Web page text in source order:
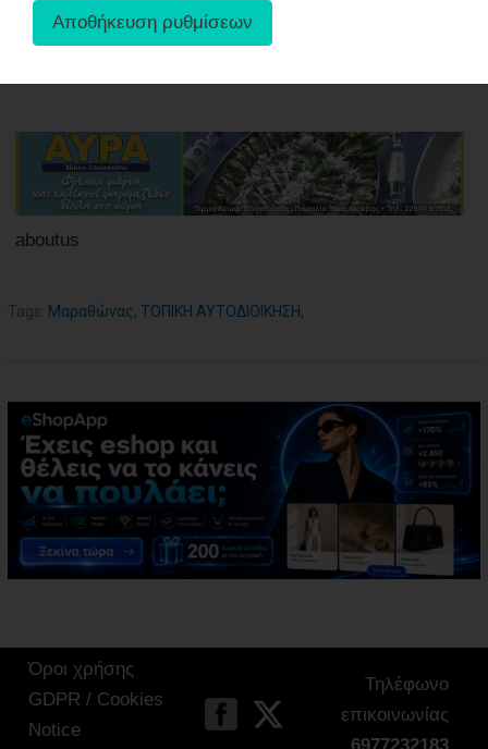
15-07-2022
aboutus
Tags: Μαραθώνας, ΤΟΠΙΚΗ ΑΥΤΟΔΙΟΙΚΗΣΗ,
Όροι χρήσης
GDPR / Cookies
Notice
Τηλέφωνο
επικοινωνίας
6977232183